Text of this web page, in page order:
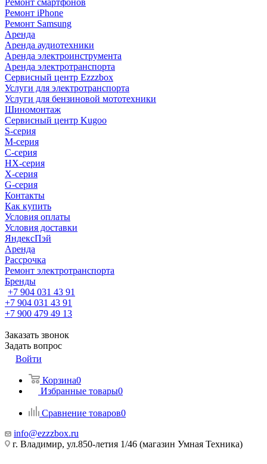
Ремонт смартфонов
Ремонт iPhone
Ремонт Samsung
Аренда
Аренда аудиотехники
Аренда электроинструмента
Аренда электротранспорта
Сервисный центр Ezzzbox
Услуги для электротранспорта
Услуги для бензиновой мототехники
Шиномонтаж
Сервисный центр Kugoo
S-cерия
M-серия
С-серия
HX-серия
X-серия
G-серия
Контакты
Как купить
Условия оплаты
Условия доставки
ЯндексПэй
Аренда
Рассрочка
Ремонт электротранспорта
Бренды
+7 904 031 43 91
+7 904 031 43 91
+7 900 479 49 13
Заказать звонок
Задать вопрос
Войти
Корзина0
Избранные товары0
Сравнение товаров0
info@ezzzbox.ru
г. Владимир, ул.850-летия 1/46 (магазин Умная Техника)